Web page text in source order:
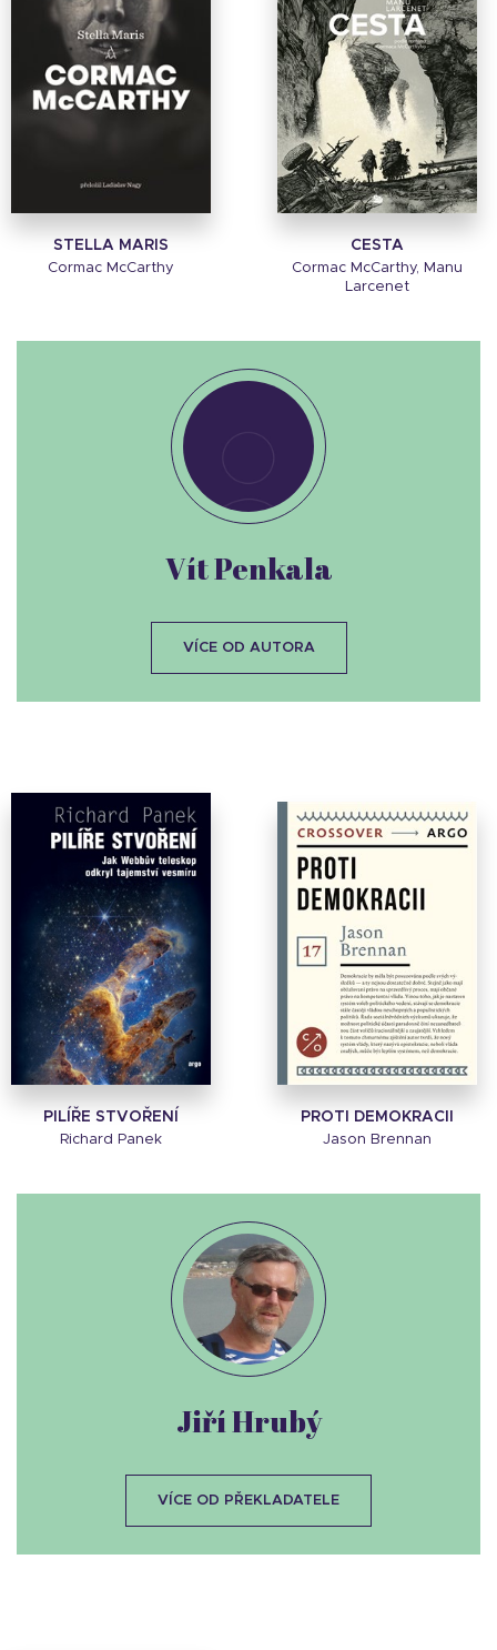
STELLA MARIS
Cormac McCarthy
CESTA
Cormac McCarthy, Manu
Larcenet
PILÍŘE STVOŘENÍ
Richard Panek
PROTI DEMOKRACII
Jason Brennan
Vít Penkala
VÍCE OD AUTORA
Jiří Hrubý
VÍCE OD PŘEKLADATELE